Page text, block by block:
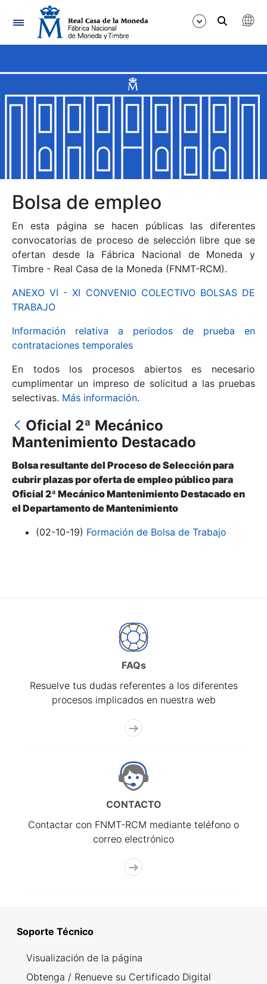
Navegación
Mostrar/Ocultar
Mostrar/Ocultar
Mostrar/Ocultar
Mostrar/Ocultar
Mostrar/Ocultar
Mostrar/Ocultar
Mostrar/Ocultar
Bolsa de empleo
En esta página se hacen públicas las diferentes
convocatorias de proceso de selección libre que se
ofertan desde la Fábrica Nacional de Moneda y
Timbre - Real Casa de la Moneda (FNMT-RCM).
ANEXO VI - XI CONVENIO COLECTIVO BOLSAS DE
TRABAJO
Información relativa a periodos de prueba en
contrataciones temporales
En todos los procesos abiertos es necesario
cumplimentar un impreso de solicitud a las pruebas
selectivas. Más información.
Oficial 2ª Mecánico
Mantenimiento Destacado
Bolsa resultante del Proceso de Selección para
cubrir plazas por oferta de empleo público para
Oficial 2ª Mecánico Mantenimiento Destacado en
el Departamento de Mantenimiento
(02-10-19) Formación de Bolsa de Trabajo
FAQs
Resuelve tus dudas referentes a los diferentes
procesos implicados en nuestra web
CONTACTO
Contactar con FNMT-RCM mediante teléfono o
correo electrónico
Soporte Técnico
Visualización de la página
Obtenga / Renueve su Certificado Digital